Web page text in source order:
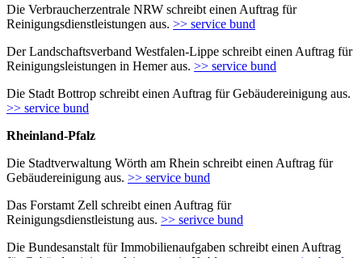
Die Verbraucherzentrale NRW schreibt einen Auftrag für
Reinigungsdienstleistungen aus. >> service bund
Der Landschaftsverband Westfalen-Lippe schreibt einen Auftrag für
Reinigungsleistungen in Hemer aus. >> service bund
Die Stadt Bottrop schreibt einen Auftrag für Gebäudereinigung aus.
>> service bund
Rheinland-Pfalz
Die Stadtverwaltung Wörth am Rhein schreibt einen Auftrag für
Gebäudereinigung aus. >> service bund
Das Forstamt Zell schreibt einen Auftrag für
Reinigungsdienstleistung aus. >> serivce bund
Die Bundesanstalt für Immobilienaufgaben schreibt einen Auftrag